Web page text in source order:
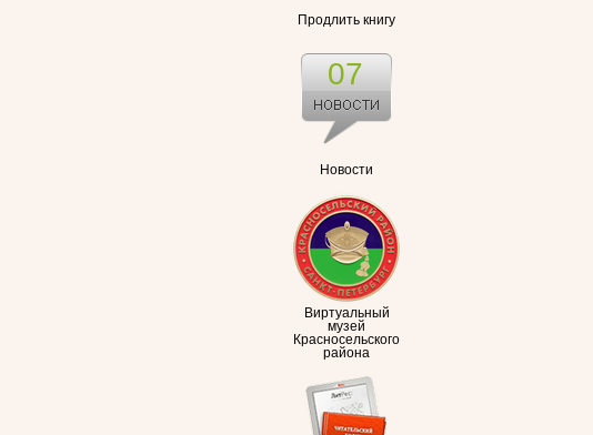
Продлить книгу
Новости
07
Виртуальный
музей
Красносельского
района